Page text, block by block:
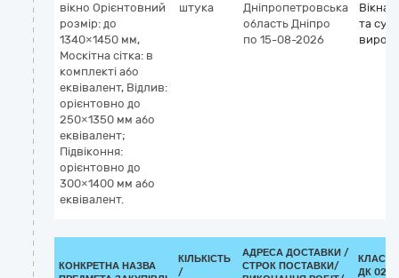
вікно Орієнтовний
розмір: до
1340×1450 мм,
Москітна сітка: в
комплекті або
еквівалент, Відлив:
орієнтовно до
250×1350 мм або
еквівалент;
Підвіконня:
орієнтовно до
300×1400 мм або
еквівалент.
штука
Дніпропетровська
область Дніпро
по 15-08-2026
Вікна,
та
КОНКРЕТНА НАЗВА
КІЛЬКІСТЬ
/
АДРЕСА ДОСТАВКИ /
СТРОК ПОСТАВКИ/
ДК